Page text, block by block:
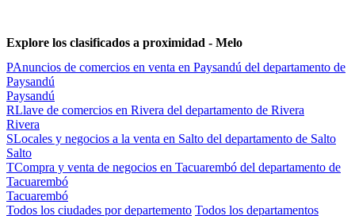
Explore los clasificados a proximidad - Melo
PAnuncios de comercios en venta en Paysandú del departamento de
Paysandú
Paysandú
RLlave de comercios en Rivera del departamento de Rivera
Rivera
SLocales y negocios a la venta en Salto del departamento de Salto
Salto
TCompra y venta de negocios en Tacuarembó del departamento de
Tacuarembó
Tacuarembó
Todos los ciudades por departemento Todos los departamentos